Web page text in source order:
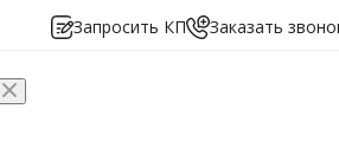
Запросить КП Заказать